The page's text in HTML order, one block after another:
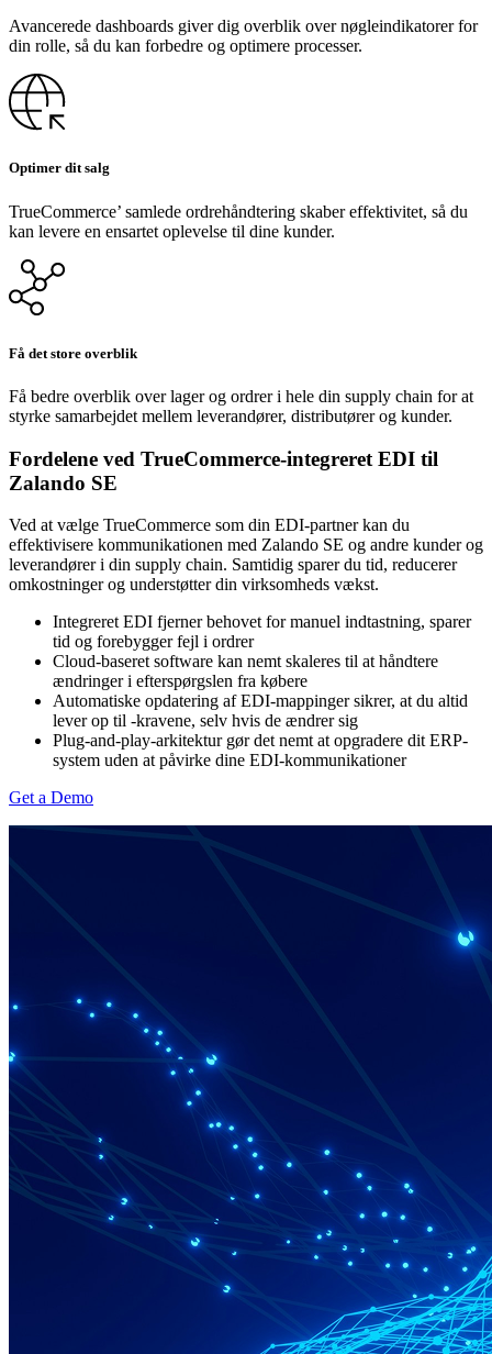
Avancerede dashboards giver dig overblik over nøgleindikatorer for
din rolle, så du kan forbedre og optimere processer.
Optimer dit salg
TrueCommerce’ samlede ordrehåndtering skaber effektivitet, så du
kan levere en ensartet oplevelse til dine kunder.
Få det store overblik
Få bedre overblik over lager og ordrer i hele din supply chain for at
styrke samarbejdet mellem leverandører, distributører og kunder.
Fordelene ved TrueCommerce-integreret EDI til
Zalando SE
Ved at vælge TrueCommerce som din EDI-partner kan du
effektivisere kommunikationen med Zalando SE og andre kunder og
leverandører i din supply chain. Samtidig sparer du tid, reducerer
omkostninger og understøtter din virksomheds vækst.
Integreret EDI fjerner behovet for manuel indtastning, sparer
tid og forebygger fejl i ordrer
Cloud-baseret software kan nemt skaleres til at håndtere
ændringer i efterspørgslen fra købere
Automatiske opdatering af EDI-mappinger sikrer, at du altid
lever op til -kravene, selv hvis de ændrer sig
Plug-and-play-arkitektur gør det nemt at opgradere dit ERP-
system uden at påvirke dine EDI-kommunikationer
Get a Demo